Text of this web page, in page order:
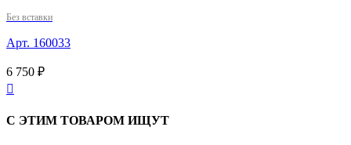
Без вставки
Арт. 160033
6 750 ₽

С ЭТИМ ТОВАРОМ ИЩУТ